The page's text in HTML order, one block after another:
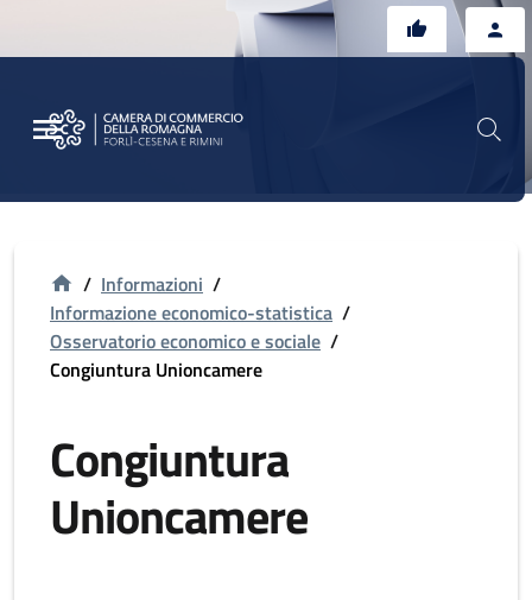
/ Informazioni /
Informazione economico-statistica /
Osservatorio economico e sociale /
Congiuntura Unioncamere
Congiuntura
Unioncamere